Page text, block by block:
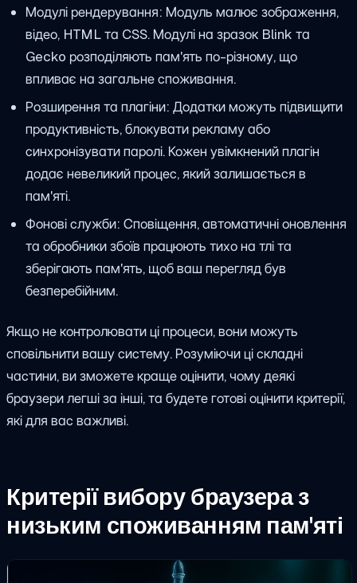
Модулі рендерування: Модуль малює зображення,
відео, HTML та CSS. Модулі на зразок Blink та
Gecko розподіляють пам'ять по-різному, що
впливає на загальне споживання.
Розширення та плагіни: Додатки можуть підвищити
продуктивність, блокувати рекламу або
синхронізувати паролі. Кожен увімкнений плагін
додає невеликий процес, який залишається в
пам'яті.
Фонові служби: Сповіщення, автоматичні оновлення
та обробники збоїв працюють тихо на тлі та
зберігають пам'ять, щоб ваш перегляд був
безперебійним.
Якщо не контролювати ці процеси, вони можуть
сповільнити вашу систему. Розуміючи ці складні
частини, ви зможете краще оцінити, чому деякі
браузери легші за інші, та будете готові оцінити критерії,
які для вас важливі.
Критерії вибору браузера з
низьким споживанням пам'яті